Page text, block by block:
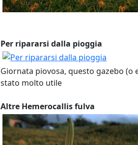
Per ripararsi dalla pioggia
Giornata piovosa, questo gazebo (o
stato molto utile
Altre Hemerocallis fulva